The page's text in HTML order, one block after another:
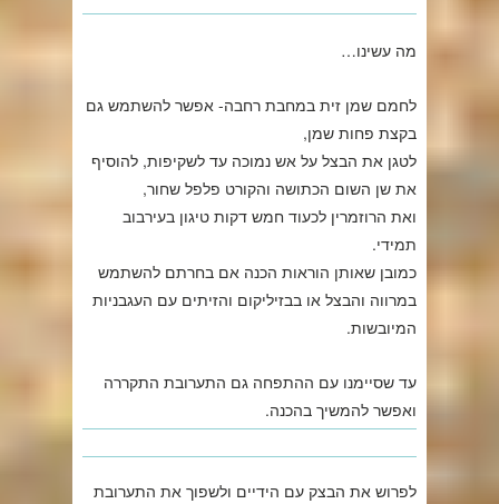
מה עשינו…
לחמם שמן זית במחבת רחבה- אפשר להשתמש גם
בקצת פחות שמן,
לטגן את הבצל על אש נמוכה עד לשקיפות, להוסיף
את שן השום הכתושה והקורט פלפל שחור,
ואת הרוזמרין לכעוד חמש דקות טיגון בעירבוב
תמידי.
כמובן שאותן הוראות הכנה אם בחרתם להשתמש
במרווה והבצל או בבזיליקום והזיתים עם העגבניות
המיובשות.
עד שסיימנו עם ההתפחה גם התערובת התקררה
ואפשר להמשיך בהכנה.
לפרוש את הבצק עם הידיים ולשפוך את התערובת